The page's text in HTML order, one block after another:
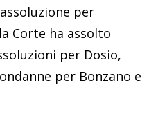
per
Corte ha assolto
per Dosio,
per Bonzano e